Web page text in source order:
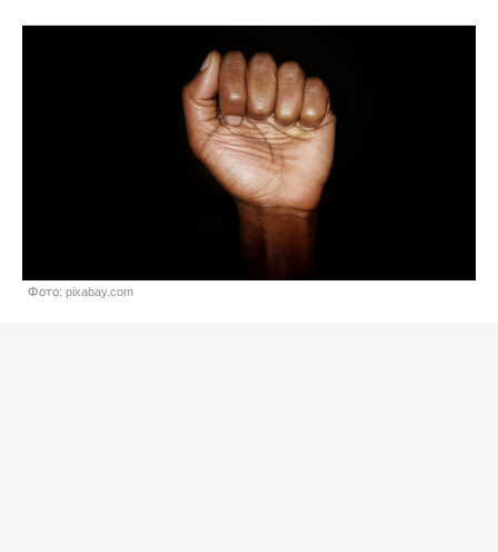
Фото: pixabay.com